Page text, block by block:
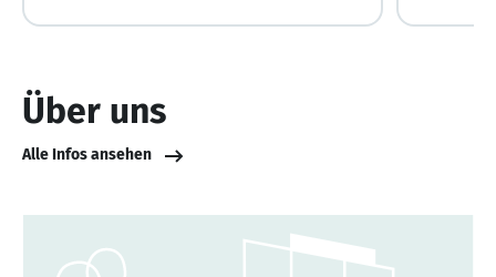
Über uns
Alle Infos ansehen